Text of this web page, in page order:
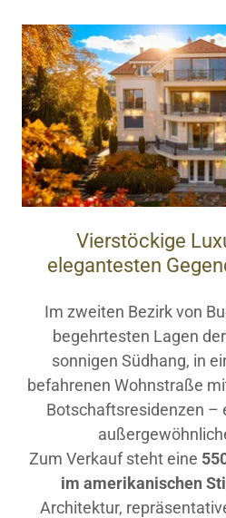
Vierstöckige
elegantesten
Im zweiten Bezirk von
begehrtesten Lagen
sonnigen Südhang, in
befahrenen Wohnstraße
Botschaftsresidenzen –
Zum Verkauf steht eine
im amerikanischen Stil
Architektur,